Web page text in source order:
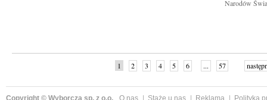
Narodów
1 2 3 4 5 6 ... 57
Copyright © Wyborcza sp. z o.o. O nas Staże u nas Reklama
Polityka